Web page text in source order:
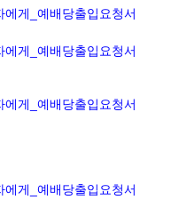
게_예배당출입요청서
게_예배당출입요청서
게_예배당출입요청서
게_예배당출입요청서